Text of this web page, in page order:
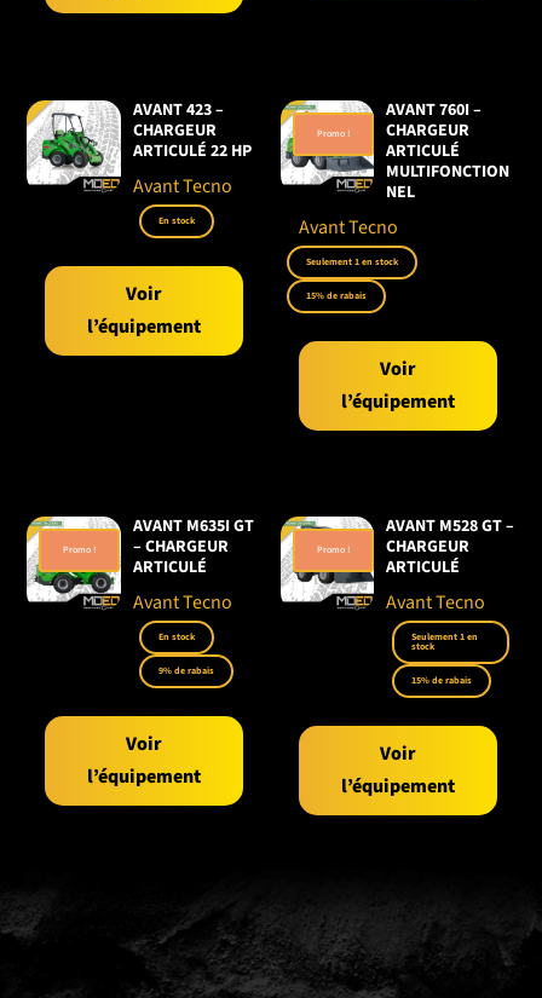
AVANT 423 –
CHARGEUR
ARTICULÉ 22 HP
Avant Tecno
En stock
Voir
l’équipement
Promo !
AVANT 760I –
CHARGEUR
ARTICULÉ
MULTIFONCTION
NEL
Avant Tecno
Seulement 1 en stock
15% de rabais
Voir
l’équipement
Promo !
AVANT M635I GT
– CHARGEUR
ARTICULÉ
Avant Tecno
En stock
9% de rabais
Voir
l’équipement
Promo !
AVANT M528 GT –
CHARGEUR
ARTICULÉ
Avant Tecno
Seulement 1 en
stock
15% de rabais
Voir
l’équipement